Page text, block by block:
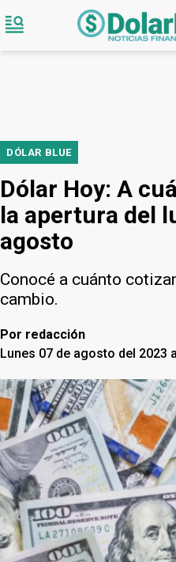
DÓLAR BLUE
Dólar Hoy: A
la apertura del
agosto
Conocé a cuánto
cambio.
Por redacción
Lunes 07 de agosto del 2023